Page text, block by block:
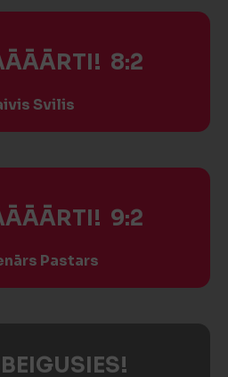
8:2
Svilis
9:2
Pastars